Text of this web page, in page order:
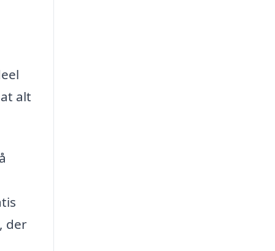
alt
der